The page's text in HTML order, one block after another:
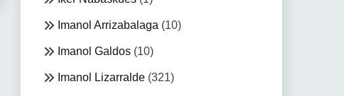
Imanol Arrizabalaga (10)
Imanol Galdos(10)
Imanol Lizarralde(321)